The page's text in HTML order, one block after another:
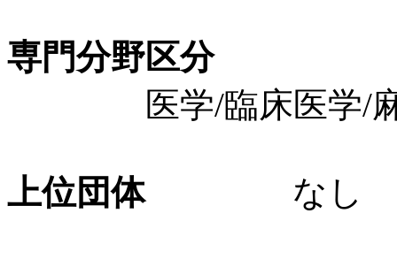
専門分野区分
医学/臨床医学/麻
上位団体なし